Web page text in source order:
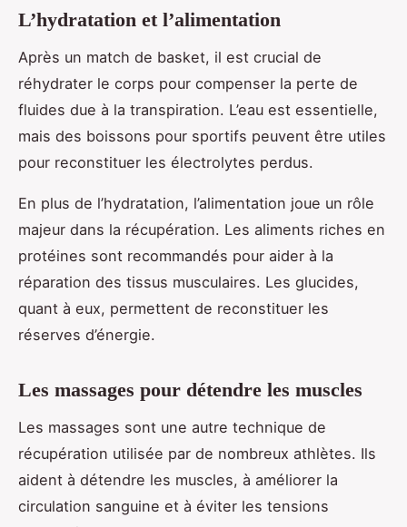
L’hydratation et l’alimentation
Après un match de basket, il est crucial de
réhydrater le corps pour compenser la perte de
fluides due à la transpiration. L’eau est essentielle,
mais des boissons pour sportifs peuvent être utiles
pour reconstituer les électrolytes perdus.
En plus de l’hydratation, l’alimentation joue un rôle
majeur dans la récupération. Les aliments riches en
protéines sont recommandés pour aider à la
réparation des tissus musculaires. Les glucides,
quant à eux, permettent de reconstituer les
réserves d’énergie.
Les massages pour détendre les muscles
Les massages sont une autre technique de
récupération utilisée par de nombreux athlètes. Ils
aident à détendre les muscles, à améliorer la
circulation sanguine et à éviter les tensions